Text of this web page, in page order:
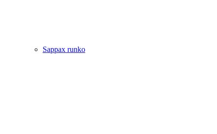
Sappax runko